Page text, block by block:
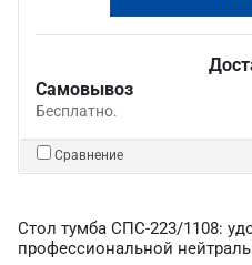
Самовывоз
Бесплатно.
Сравнение
Стол тумба СПС-223/1108:
профессиональной